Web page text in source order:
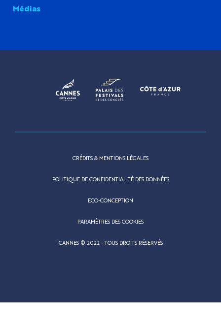
Médias
CRÉDITS & MENTIONS LÉGALES
POLITIQUE DE CONFIDENTIALITÉ DES DONNÉES
ECO-CONCEPTION
PARAMÈTRES DES COOKIES
CANNES © 2022 - TOUS DROITS RÉSERVÉS